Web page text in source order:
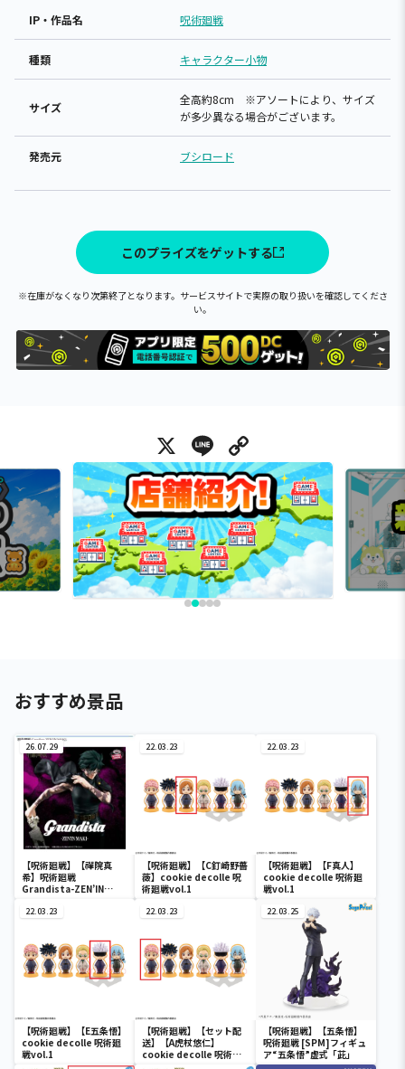
IP・作品名 呪術廻戦
種類 キャラクター小物
サイズ
全高約8cm ※アソートにより、サイズ
が多少異なる場合がございます。
発売元 ブシロード
このプライズをゲットする
※在庫がなくなり次第終了となります。サービスサイトで実際の取り扱いを確認してくださ
い。
X Line
おすすめ景品
26.07.29
【呪術廻戦】【禪院真
希】呪術廻戦
Grandista-ZEN’IN
22.03.23
【呪術廻戦】【C釘崎野薔
薇】cookie decolle 呪
術廻戦vol.1
22.03.23
【呪術廻戦】【F真人】
cookie decolle 呪術廻
戦vol.1
22.03.23
【呪術廻戦】【E五条悟】
cookie decolle 呪術廻
戦vol.1
22.03.23
【呪術廻戦】【セット配
送】【A虎杖悠仁】
cookie decolle 呪術廻
22.03.25
【呪術廻戦】【五条悟】
呪術廻戦 [SPM]フィギュ
ア“五条悟”虚式「茈」